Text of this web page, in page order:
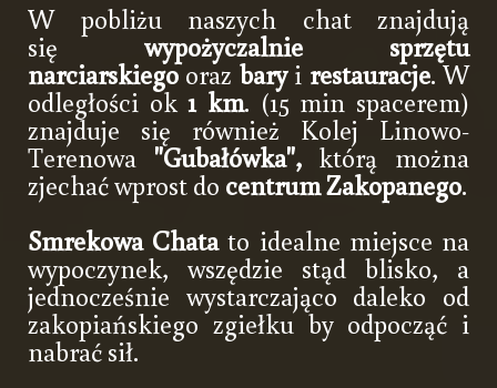
W pobliżu naszych chat znajdują
się wypożyczalnie sprzętu
narciarskiegooraz baryi restauracje. W
odległości ok1 km. (15 min spacerem)
znajduje się również Kolej Linowo-
Terenowa "Gubałówka", którą można
zjechać wprost do centrum Zakopanego.
Smrekowa Chatato idealne miejsce na
wypoczynek, wszędzie stąd blisko, a
jednocześnie wystarczająco daleko od
zakopiańskiego zgiełku by odpocząć i
nabrać sił.